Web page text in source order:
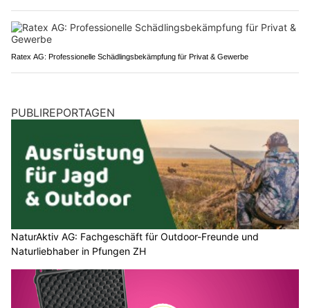
Ratex AG: Professionelle Schädlingsbekämpfung für Privat & Gewerbe
PUBLIREPORTAGEN
NaturAktiv AG: Fachgeschäft für Outdoor-Freunde und
Naturliebhaber in Pfungen ZH